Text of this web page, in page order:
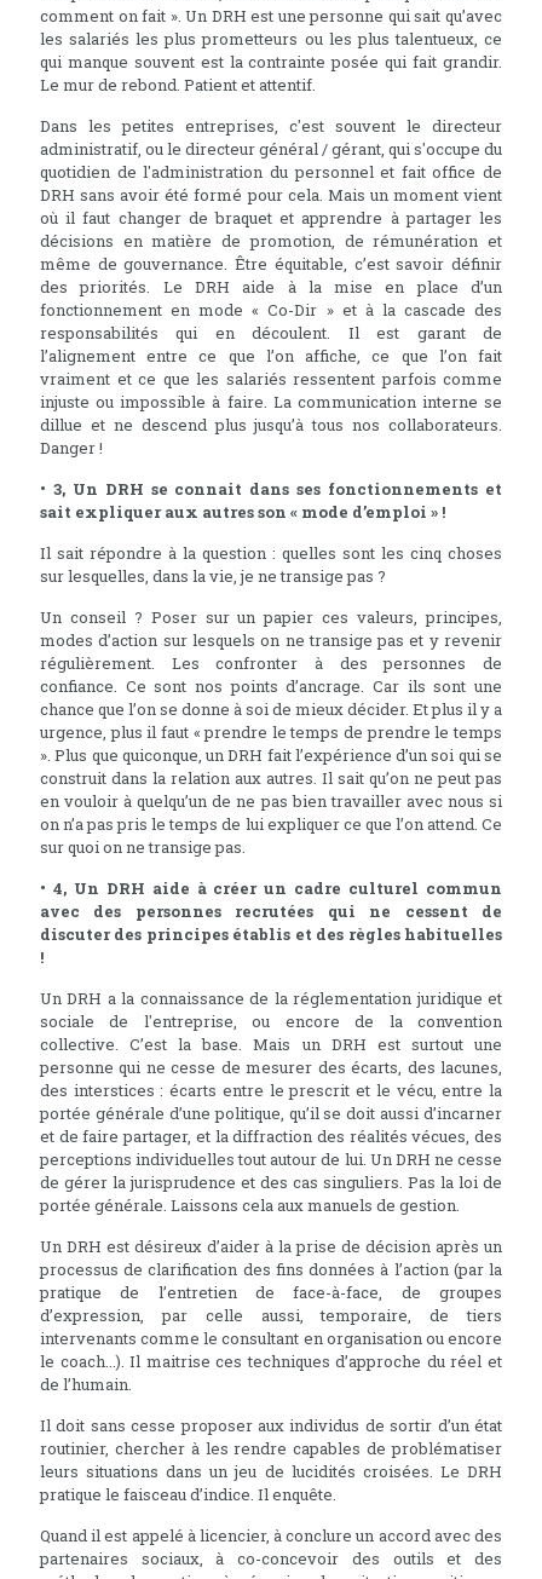
comment on fait ». Un DRH est une personne qui sait qu’avec
les salariés les plus prometteurs ou les plus talentueux, ce
qui manque souvent est la contrainte posée qui fait grandir.
Le mur de rebond. Patient et attentif.
Dans les petites entreprises, c'est souvent le directeur
administratif, ou le directeur général / gérant, qui s'occupe du
quotidien de l'administration du personnel et fait office de
DRH sans avoir été formé pour cela. Mais un moment vient
où il faut changer de braquet et apprendre à partager les
décisions en matière de promotion, de rémunération et
même de gouvernance. Être équitable, c’est savoir définir
des priorités. Le DRH aide à la mise en place d’un
fonctionnement en mode « Co-Dir » et à la cascade des
responsabilités qui en découlent. Il est garant de
l’alignement entre ce que l’on affiche, ce que l’on fait
vraiment et ce que les salariés ressentent parfois comme
injuste ou impossible à faire. La communication interne se
dillue et ne descend plus jusqu’à tous nos collaborateurs.
Danger !
• 3, Un DRH se connait dans ses fonctionnements et
sait expliquer aux autres son « mode d’emploi » !
Il sait répondre à la question : quelles sont les cinq choses
sur lesquelles, dans la vie, je ne transige pas ?
Un conseil ? Poser sur un papier ces valeurs, principes,
modes d’action sur lesquels on ne transige pas et y revenir
régulièrement. Les confronter à des personnes de
confiance. Ce sont nos points d’ancrage. Car ils sont une
chance que l’on se donne à soi de mieux décider. Et plus il y a
urgence, plus il faut « prendre le temps de prendre le temps
». Plus que quiconque, un DRH fait l’expérience d’un soi qui se
construit dans la relation aux autres. Il sait qu’on ne peut pas
en vouloir à quelqu’un de ne pas bien travailler avec nous si
on n’a pas pris le temps de lui expliquer ce que l’on attend. Ce
sur quoi on ne transige pas.
• 4, Un DRH aide à créer un cadre culturel commun
avec des personnes recrutées qui ne cessent de
discuter des principes établis et des règles habituelles
!
Un DRH a la connaissance de la réglementation juridique et
sociale de l'entreprise, ou encore de la convention
collective. C’est la base. Mais un DRH est surtout une
personne qui ne cesse de mesurer des écarts, des lacunes,
des interstices : écarts entre le prescrit et le vécu, entre la
portée générale d’une politique, qu’il se doit aussi d’incarner
et de faire partager, et la diffraction des réalités vécues, des
perceptions individuelles tout autour de lui. Un DRH ne cesse
de gérer la jurisprudence et des cas singuliers. Pas la loi de
portée générale. Laissons cela aux manuels de gestion.
Un DRH est désireux d’aider à la prise de décision après un
processus de clarification des fins données à l’action (par la
pratique de l’entretien de face-à-face, de groupes
d’expression, par celle aussi, temporaire, de tiers
intervenants comme le consultant en organisation ou encore
le coach...). Il maitrise ces techniques d’approche du réel et
de l’humain.
Il doit sans cesse proposer aux individus de sortir d’un état
routinier, chercher à les rendre capables de problématiser
leurs situations dans un jeu de lucidités croisées. Le DRH
pratique le faisceau d’indice. Il enquête.
Quand il est appelé à licencier, à conclure un accord avec des
partenaires sociaux, à co-concevoir des outils et des